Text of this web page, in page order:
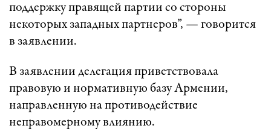
поддержку правящей партии со стороны
некоторых западных партнеров”, — говорится
в заявлении.
В заявлении делегация приветствовала
правовую и нормативную базу Армении,
направленную на противодействие
неправомерному влиянию.